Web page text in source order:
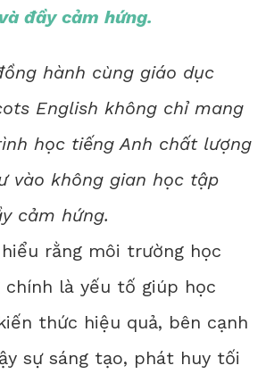
đầy cảm hứng.
hành cùng giáo dục
English không chỉ mang
học tiếng Anh chất lượng
vào không gian học tập
cảm hứng.
rằng môi trường học
là yếu tố giúp học
thức hiệu quả, bên cạnh
sự sáng tạo, phát huy tối